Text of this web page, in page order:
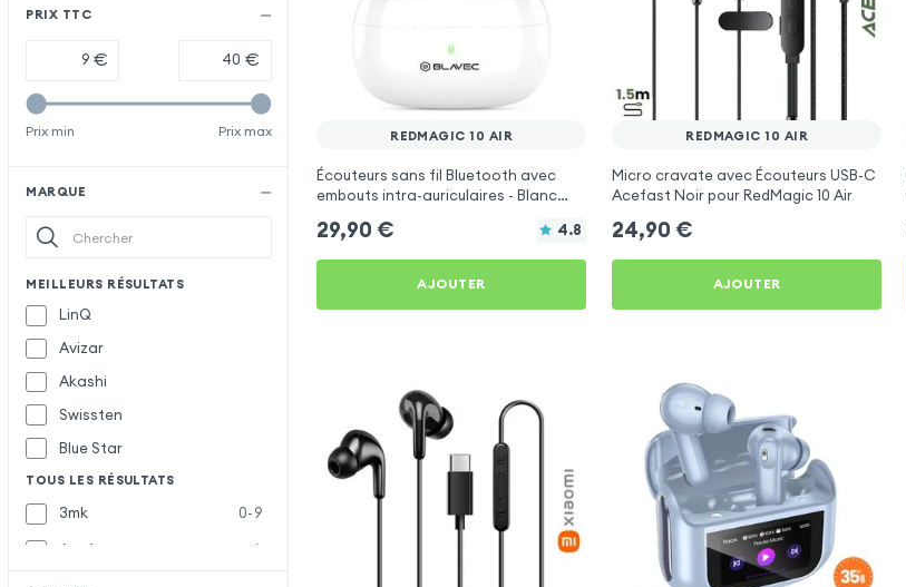
PRIX TTC
€ €
Prix min Prix max
MARQUE
MEILLEURS RÉSULTATS
LinQ
Avizar
Akashi
Swissten
Blue Star
TOUS LES RÉSULTATS
3mk
0-9
Acefast
A
REDMAGIC 10 AIR
Écouteurs sans fil Bluetooth avec
embouts intra-auriculaires - Blanc
29,90 € 4.8
AJOUTER
REDMAGIC 10 AIR
Micro cravate avec Écouteurs USB-C
Acefast Noir pour RedMagic 10 Air
24,90 €
AJOUTER